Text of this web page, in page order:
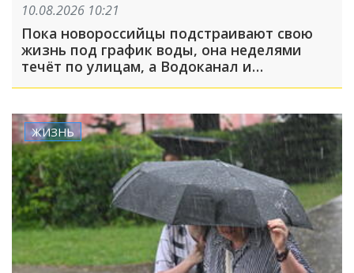
10.08.2026 10:21
Пока новороссийцы подстраивают свою
жизнь под график воды, она неделями
течёт по улицам, а Водоканал и
ЖИЗНЬ